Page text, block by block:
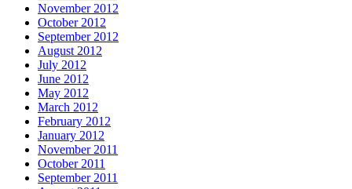
November 2012
October 2012
September 2012
August 2012
July 2012
June 2012
May 2012
March 2012
February 2012
January 2012
November 2011
October 2011
September 2011